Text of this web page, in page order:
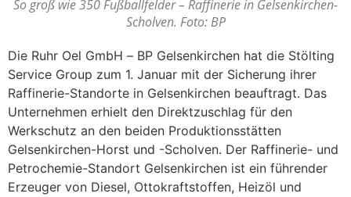
So groß wie 350 Fußballfelder – Raffinerie in Gelsenkirchen-
Scholven. Foto: BP
Die Ruhr Oel GmbH – BP Gelsenkirchen hat die Stölting
Service Group zum 1. Januar mit der Sicherung ihrer
Raffinerie-Standorte in Gelsenkirchen beauftragt. Das
Unternehmen erhielt den Direktzuschlag für den
Werkschutz an den beiden Produktionsstätten
Gelsenkirchen-Horst und -Scholven. Der Raffinerie- und
Petrochemie-Standort Gelsenkirchen ist ein führender
Erzeuger von Diesel, Ottokraftstoffen, Heizöl und